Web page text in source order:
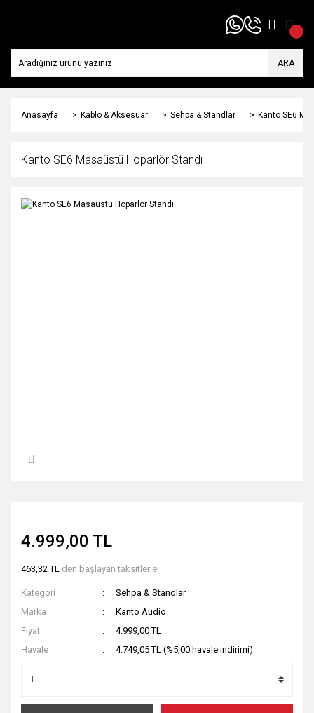
ARA
Anasayfa Kablo & Aksesuar Sehpa & Standlar Kanto SE6
Kanto SE6 Masaüstü Hoparlör Standı
4.999,00 TL
463,32 TL den başlayan taksitlerle!
Kategori
Sehpa & Standlar
Marka
Kanto Audio
Fiyat
4.999,00 TL
Havale
4.749,05 TL (%5,00 havale indirimi)